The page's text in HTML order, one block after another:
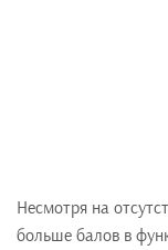
Несмотря на
больше балов в